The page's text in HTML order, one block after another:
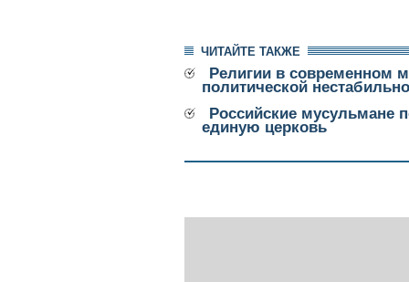
ЧИТАЙТЕ ТАКЖЕ
Религии в современном
политической
Российские мусульмане
единую церковь